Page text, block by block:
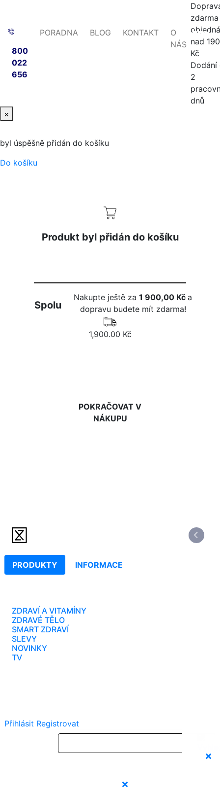
800
022
656
PORADNA BLOG KONTAKT
O
NÁS nad
Kč
Dodání
2
dnů
×
byl úspěšně přidán do košíku
Do košíku
Produkt byl přidán do košíku
Spolu
Nakupte ještě za1 900,00 Kča
dopravu budete mít zdarma!
1,900.00 Kč
POKRAČOVAT V
NÁKUPU
PRODUKTY INFORMACE
ZDRAVÍ A VITAMÍNY
ZDRAVÉ TĚLO
SMART ZDRAVÍ
SLEVY
NOVINKY
TV
Přihlásit Registrovat
-56%
-53%
-40%
-20%